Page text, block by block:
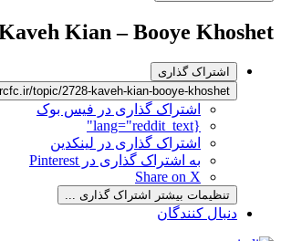
Kian – Booye Khoshet
اشتراک گذاری
topic/2728-kaveh-kian-booye-khoshet/
اشتراک گذاری در فیس بوک
{lang="reddit_text"
اشتراک گذاری در لینکدین
به اشتراک گذاری در Pinterest
Share on X
تنظیمات بیشتر اشتراک گذاری ...
دنبال کنندگان